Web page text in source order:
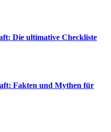
Die ultimative Checkliste
Fakten und Mythen für